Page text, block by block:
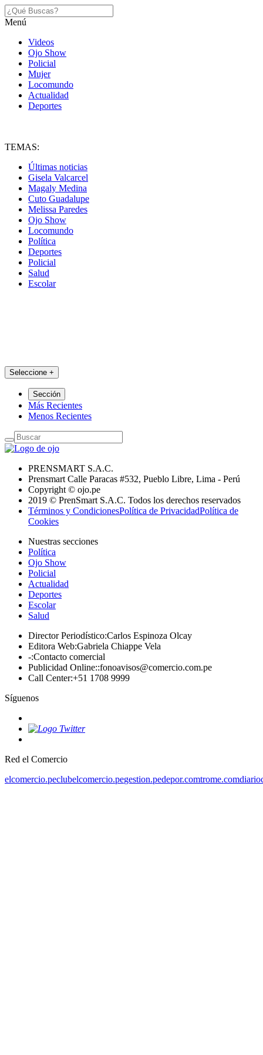
Menú
Videos
Ojo Show
Policial
Mujer
Locomundo
Actualidad
Deportes
TEMAS:
Últimas noticias
Gisela Valcarcel
Magaly Medina
Cuto Guadalupe
Melissa Paredes
Ojo Show
Locomundo
Política
Deportes
Policial
Salud
Escolar
Seleccione +
Sección
Más Recientes
Menos Recientes
PRENSMART S.A.C.
Prensmart Calle Paracas #532, Pueblo Libre, Lima - Perú
Copyright © ojo.pe
2019 © PrenSmart S.A.C. Todos los derechos reservados
Términos y CondicionesPolítica de PrivacidadPolítica de
Cookies
Nuestras secciones
Política
Ojo Show
Policial
Actualidad
Deportes
Escolar
Salud
Director Periodístico:Carlos Espinoza Olcay
Editora Web:Gabriela Chiappe Vela
-:Contacto comercial
Publicidad Online::fonoavisos@comercio.com.pe
Call Center:+51 1708 9999
Síguenos
Red el Comercio
elcomercio.peclubelcomercio.pegestion.pedepor.comtrome.com